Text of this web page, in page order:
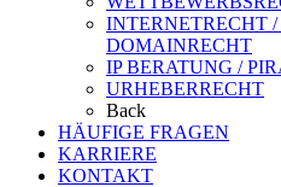
INTERNETRECHT
DOMAINRECHT
IP BERATUNG /
URHEBERRECHT
Back
HÄUFIGE FRAGEN
KARRIERE
KONTAKT